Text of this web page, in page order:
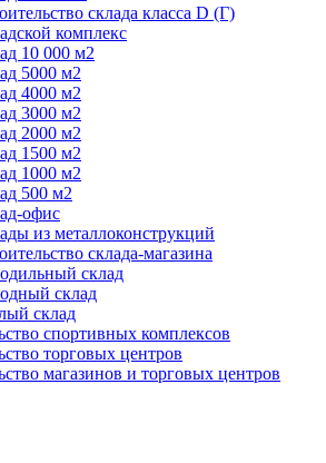
склада класса D (Г)
комплекс
10 000 м2
5000 м2
4000 м2
3000 м2
2000 м2
1500 м2
1000 м2
500 м2
офис
из металлоконструкций
склада-магазина
склад
склад
склад
спортивных комплексов
торговых центров
магазинов и торговых центров